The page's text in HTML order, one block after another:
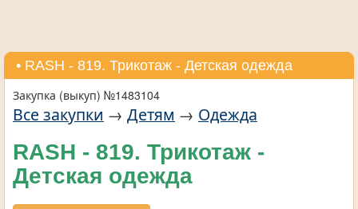
• RASH - 819. Трикотаж - Детская одежда
Закупка (выкуп) №1483104
Все закупки → Детям → Одежда
RASH - 819. Трикотаж -
Детская одежда